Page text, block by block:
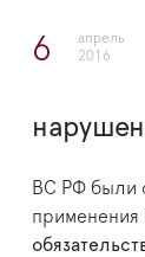
6
апрель
2016
ВС РФ были
применения